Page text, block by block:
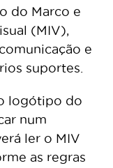
do Marco e
(MIV),
e
suportes.
logótipo do
num
ler o MIV
as regras